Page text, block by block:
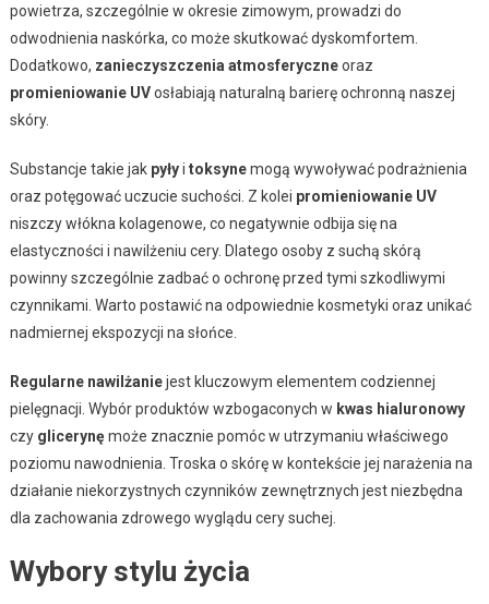
powietrza, szczególnie w okresie zimowym, prowadzi do
odwodnienia naskórka, co może skutkować dyskomfortem.
Dodatkowo, zanieczyszczenia atmosferyczneoraz
promieniowanie UVosłabiają naturalną barierę ochronną naszej
skóry.
Substancje takie jak pyłyi toksynemogą wywoływać podrażnienia
oraz potęgować uczucie suchości. Z kolei promieniowanie UV
niszczy włókna kolagenowe, co negatywnie odbija się na
elastyczności i nawilżeniu cery. Dlatego osoby z suchą skórą
powinny szczególnie zadbać o ochronę przed tymi szkodliwymi
czynnikami. Warto postawić na odpowiednie kosmetyki oraz unikać
nadmiernej ekspozycji na słońce.
Regularne nawilżaniejest kluczowym elementem codziennej
pielęgnacji. Wybór produktów wzbogaconych w kwas hialuronowy
czy glicerynęmoże znacznie pomóc w utrzymaniu właściwego
poziomu nawodnienia. Troska o skórę w kontekście jej narażenia na
działanie niekorzystnych czynników zewnętrznych jest niezbędna
dla zachowania zdrowego wyglądu cery suchej.
Wybory stylu życia